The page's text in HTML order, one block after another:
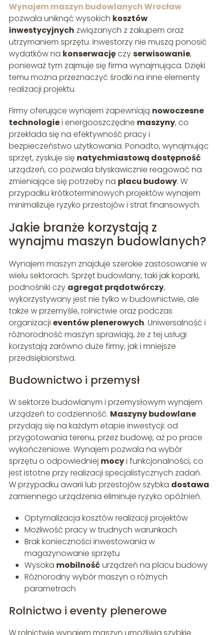
Wynajem maszyn budowlanych Wrocław
pozwala uniknąć wysokich kosztów
inwestycyjnych związanych z zakupem oraz
utrzymaniem sprzętu. Inwestorzy nie muszą ponosić
wydatków na konserwacjęczyserwisowanie,
ponieważ tym zajmuje się firma wynajmująca. Dzięki
temu można przeznaczyć środki na inne elementy
realizacji projektu.
Firmy oferujące wynajem zapewniają nowoczesne
technologiei energooszczędne maszyny, co
przekłada się na efektywność pracy i
bezpieczeństwo użytkowania. Ponadto, wynajmując
sprzęt, zyskuje się natychmiastową dostępność
urządzeń, co pozwala błyskawicznie reagować na
zmieniające się potrzeby na placu budowy. W
przypadku krótkoterminowych projektów wynajem
minimalizuje ryzyko przestojów i strat finansowych.
Jakie branże korzystają z
wynajmu maszyn budowlanych?
Wynajem maszyn znajduje szerokie zastosowanie w
wielu sektorach. Sprzęt budowlany, taki jak koparki,
podnośniki czy agregat prądotwórczy,
wykorzystywany jest nie tylko w budownictwie, ale
także w przemyśle, rolnictwie oraz podczas
organizacji eventów plenerowych. Uniwersalność i
różnorodność maszyn sprawiają, że z tej usługi
korzystają zarówno duże firmy, jak i mniejsze
przedsiębiorstwa.
Budownictwo i przemysł
W sektorze budowlanym i przemysłowym wynajem
urządzeń to codzienność. Maszyny budowlane
przydają się na każdym etapie inwestycji: od
przygotowania terenu, przez budowę, aż po prace
wykończeniowe. Wynajem pozwala na wybór
sprzętu o odpowiedniej mocyi funkcjonalności, co
jest istotne przy realizacji specjalistycznych zadań.
W przypadku awarii lub przestojów szybka dostawa
zamiennego urządzenia eliminuje ryzyko opóźnień.
Optymalizacja kosztów realizacji projektów
Możliwość pracy w trudnych warunkach
Brak konieczności inwestowania w
magazynowanie sprzętu
Wysoka mobilność urządzeń na placu budowy
Różnorodny wybór maszyn o różnych
parametrach
Rolnictwo i eventy plenerowe
W rolnictwie wynajem maszyn umożliwia szybkie